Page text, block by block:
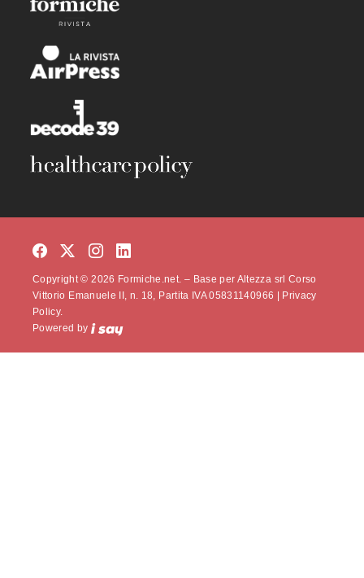
Copyright © 2026 Formiche.net. – Base per Altezza srl Corso
Vittorio Emanuele II, n. 18, Partita IVA 05831140966 |
Privacy
Policy.
Powered by